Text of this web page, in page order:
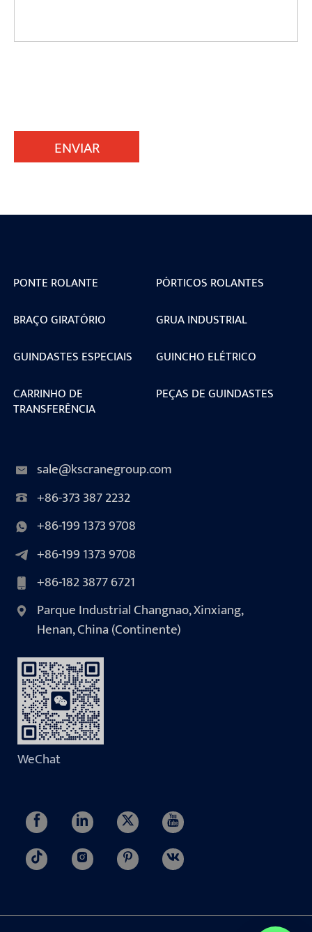
ENVIAR
PONTE ROLANTE
PÓRTICOS ROLANTES
BRAÇO GIRATÓRIO
GRUA INDUSTRIAL
GUINDASTES ESPECIAIS
GUINCHO ELÉTRICO
CARRINHO DE
TRANSFERÊNCIA
PEÇAS DE GUINDASTES
sale@kscranegroup.com
+86-373 387 2232
+86-199 1373 9708
+86-199 1373 9708
+86-182 3877 6721
Parque Industrial Changnao, Xinxiang,
Henan, China (Continente)
WeChat